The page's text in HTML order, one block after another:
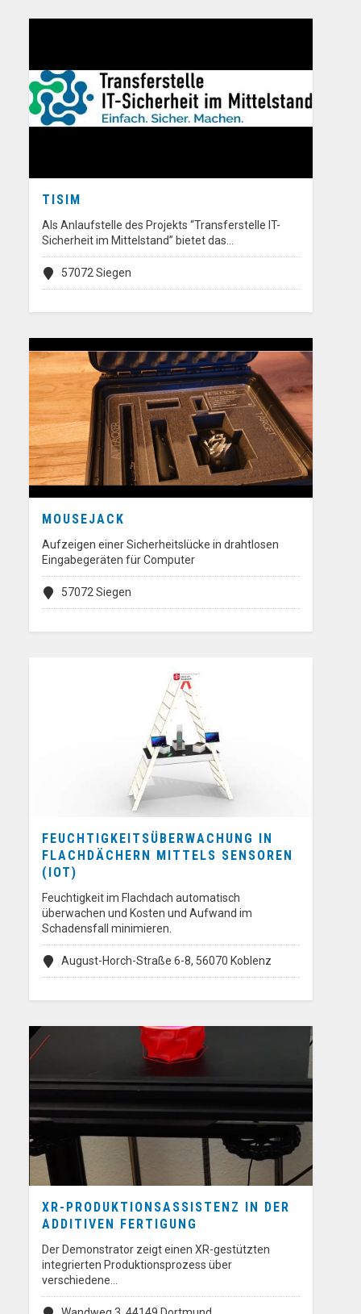
TISIM
Als Anlaufstelle des Projekts “Transferstelle IT-
Sicherheit im Mittelstand” bietet das…
57072 Siegen
MOUSEJACK
Aufzeigen einer Sicherheitslücke in drahtlosen
Eingabegeräten für Computer
57072 Siegen
FEUCHTIGKEITSÜBERWACHUNG IN
FLACHDÄCHERN MITTELS SENSOREN
(IOT)
Feuchtigkeit im Flachdach automatisch
überwachen und Kosten und Aufwand im
Schadensfall minimieren.
August-Horch-Straße 6-8, 56070 Koblenz
XR-PRODUKTIONSASSISTENZ IN DER
ADDITIVEN FERTIGUNG
Der Demonstrator zeigt einen XR-gestützten
integrierten Produktionsprozess über
verschiedene…